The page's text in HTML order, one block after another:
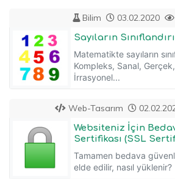
Bilim 03.02.2020
Sayıların
Matematikte sayıların
Kompleks, Sanal,
İrrasyonel...
Web-Tasarım
Websiteniz İçin
Sertifikası (SSL
Tamamen bedava
elde edilir, nasıl yüklenir?